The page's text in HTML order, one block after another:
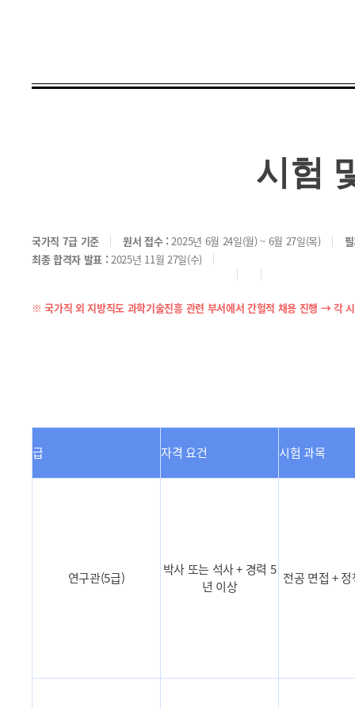
시험
국가직 7급 기준 원서 접수 :2025년 6월 24일(월) ~ 6월 27일(목)
최종 합격자 발표 :2025년 11월 27일(수)
※ 국가직 외 지방직도 과학기술진흥 관련 부서에서 간헐적 채용 진행 → 각
급 자격 요건 시험 과목
연구관(5급)
박사 또는 석사 + 경력 5
년 이상
전공 면접 +